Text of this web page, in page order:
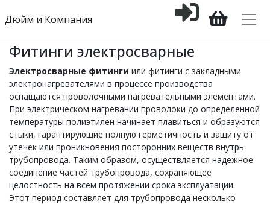
Дюйм и Компания
Фитинги электросварные
Электросварные фитинги или фитинги с закладными
электронагревателями в процессе производства
оснащаются проволочными нагревательными элементами.
При электрическом нагревании проволоки до определенной
температуры полиэтилен начинает плавиться и образуются
стыки, гарантирующие полную герметичность и защиту от
утечек или проникновения посторонних веществ внутрь
трубопровода. Таким образом, осуществляется надежное
соединение частей трубопровода, сохраняющее
целостность на всем протяжении срока эксплуатации.
Этот период составляет для трубопровода несколько